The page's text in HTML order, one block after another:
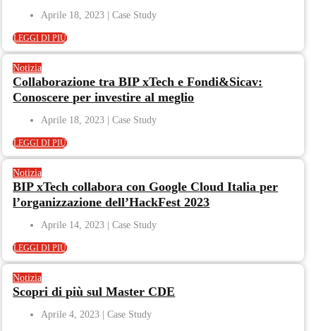
Aprile 18, 2023
LEGGI DI PIÙ
Notizia
Collaborazione tra BIP xTech e Fondi&Sicav:
Conoscere per investire al meglio
Aprile 18, 2023
LEGGI DI PIÙ
Notizia
BIP xTech collabora con Google Cloud Italia per
l’organizzazione dell’HackFest 2023
Aprile 14, 2023
LEGGI DI PIÙ
Notizia
Scopri di più sul Master CDE
Aprile 4, 2023